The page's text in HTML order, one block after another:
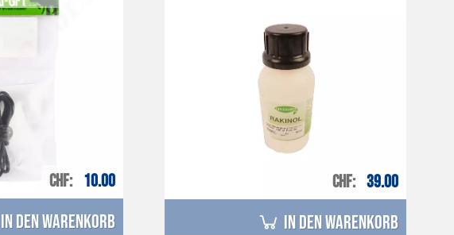
CHF 10.00
in den Warenkorb
CHF 39.00
in den Warenkorb